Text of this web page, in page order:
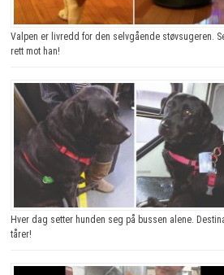
Valpen er livredd for den selvgående støvsugeren.
rett mot han!
Hver dag setter hunden seg på bussen alene.
tårer!